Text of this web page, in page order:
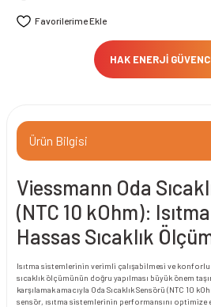
HAK ENERJİ
Ürün Bilgisi
Viessmann Oda
(NTC 10 kOhm):
Hassas Sıcaklık
Isıtma sistemlerinin verimli çalışabilmesi ve
sıcaklık ölçümünün doğru yapılması büyük önem
karşılamak amacıyla Oda Sıcaklık Sensörü (NTC 10
sensör, ısıtma sistemlerinin performansını optimize